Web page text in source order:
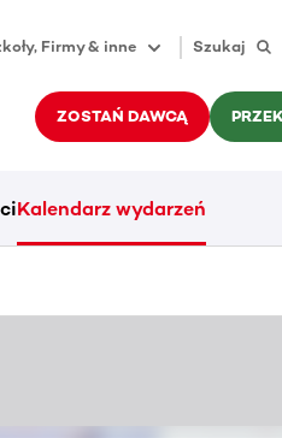
Firmy & inne Szukaj
ZOSTAŃ DAWCĄ
Kalendarz wydarzeń